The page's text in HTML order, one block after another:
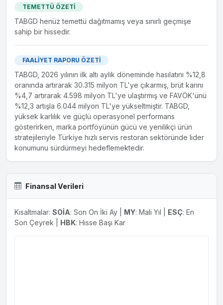
TEMETTÜ ÖZETİ
TABGD henüz temettü dağıtmamış veya sınırlı geçmişe
sahip bir hissedir.
FAALİYET RAPORU ÖZETİ
TABGD, 2026 yılının ilk altı aylık döneminde hasılatını %12,8
oranında artırarak 30.315 milyon TL'ye çıkarmış, brüt karını
%4,7 artırarak 4.598 milyon TL'ye ulaştırmış ve FAVÖK'ünü
%12,3 artışla 6.044 milyon TL'ye yükseltmiştir. TABGD,
yüksek karlılık ve güçlü operasyonel performans
gösterirken, marka portföyünün gücü ve yenilikçi ürün
stratejileriyle Türkiye hızlı servis restoran sektöründe lider
konumunu sürdürmeyi hedeflemektedir.
Finansal Verileri
Kısaltmalar: SOİA: Son On İki Ay | MY: Mali Yıl | ESÇ: En
Son Çeyrek | HBK: Hisse Başı Kar